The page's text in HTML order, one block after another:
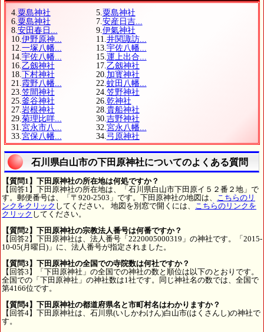
4. 粟島神社 5. 粟島神社
6. 粟島神社 7. 安産日吉...
8. 安田春日... 9. 伊氣神社
10. 伊野原神... 11. 井関諏訪...
12. 一塚八幡... 13. 宇佐八幡...
14. 宇佐八幡... 15. 運上出合...
16. 乙劔神社 17. 乙劔神社
18. 下村神社 20. 加寳神社
21. 霞野八幡... 22. 蚊田八幡...
23. 笠間神社 24. 笠野神社
25. 釜谷神社 26. 乾神社
27. 岩根神社 28. 貴船神社
29. 菊理比咩... 30. 吉野神社
31. 宮永市八... 32. 宮永八幡...
33. 宮保八幡... 34. 弓原神社
石川県白山市の下田原神社についてのよくある質問
【質問1】下田原神社の所在地は何処ですか？
【回答1】下田原神社の所在地は、「石川県白山市下田原イ５２番２地」で
す。郵便番号は、「〒920-2503」です。下田原神社の地図は、
こちらのリ
ンクをクリック してください。 地図を別窓で開くには、
こちらのリンクを
クリック してください。
【質問2】下田原神社の宗教法人番号は何番ですか？
【回答2】下田原神社は、法人番号「2220005000319」の神社です。「2015-
10-05(月曜日)」に、法人番号が指定されました。
【質問3】下田原神社の全国での寺院数は何社ですか？
【回答3】「下田原神社」の全国での神社の数と順位は以下のとおりです。
全国での「下田原神社」の神社数は1社です。同じ神社名の数では、全国で
第4166位です。
【質問4】下田原神社の都道府県名と市町村名はわかりますか？
【回答4】下田原神社は、石川県(いしかわけん)白山市(はくさんし)の神社で
す。